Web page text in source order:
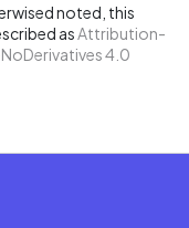
noted, this
asAttribution-
4.0